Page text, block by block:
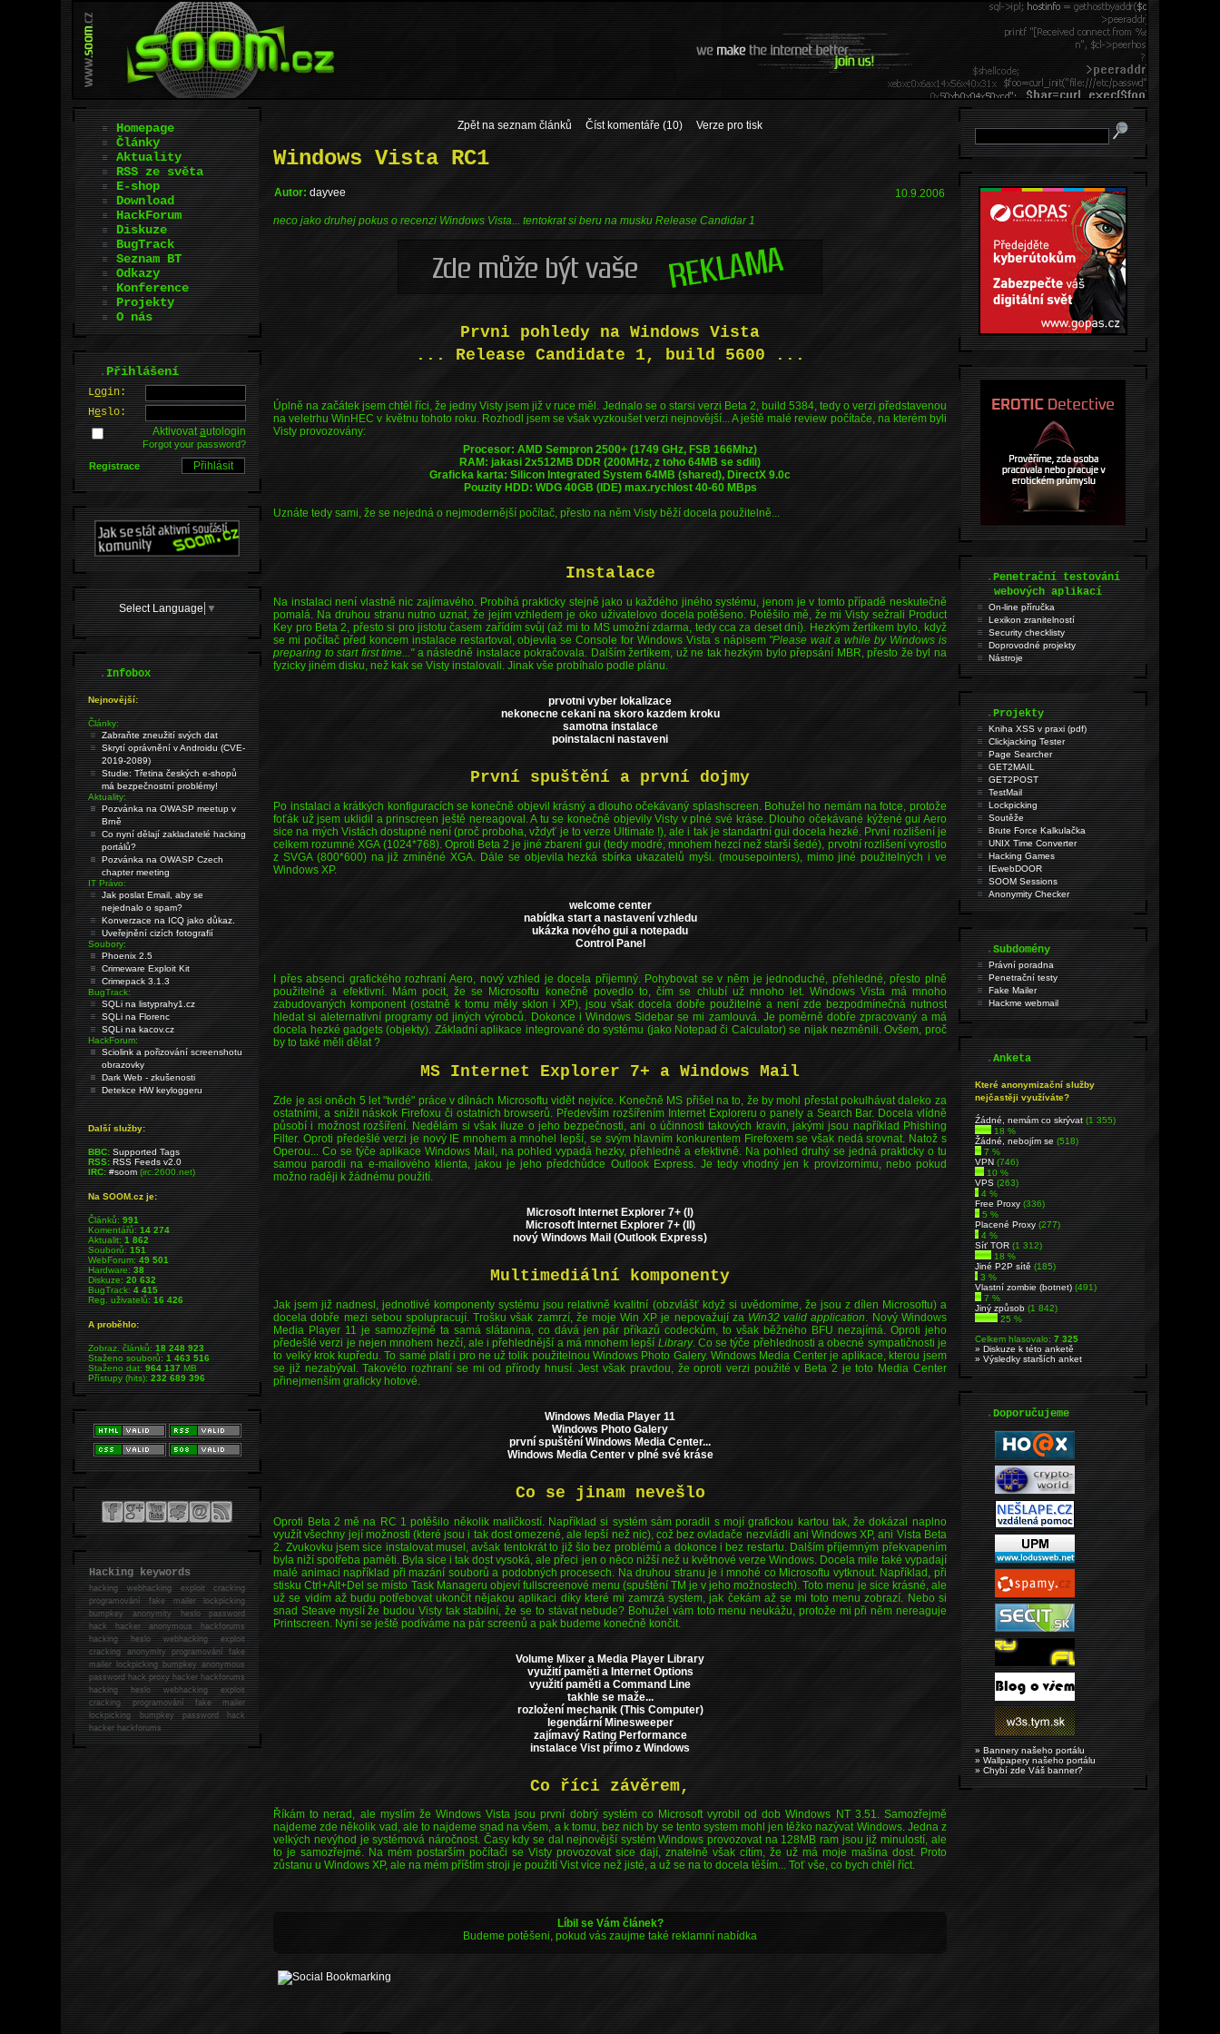
Zpět na seznam článků Číst komentáře (10) Verze pro tisk
Windows Vista RC1
Autor:dayvee 10.9.2006
neco jako druhej pokus o recenzi Windows Vista... tentokrat si beru na musku Release Candidar 1
Prvni pohledy na Windows Vista
... Release Candidate 1, build 5600 ...
Úplně na začátek jsem chtěl říci, že jedny Visty jsem již v ruce měl. Jednalo se o starsi verzi Beta 2, build 5384, tedy o verzi představenou
na veletrhu WinHEC v květnu tohoto roku. Rozhodl jsem se však vyzkoušet verzi nejnovější... A ještě malé review počítače, na kterém byli
Visty provozovány:
Procesor: AMD Sempron 2500+ (1749 GHz, FSB 166Mhz)
RAM: jakasi 2x512MB DDR (200MHz, z toho 64MB se sdili)
Graficka karta: Silicon Integrated System 64MB (shared), DirectX 9.0c
Pouzity HDD: WDG 40GB (IDE) max.rychlost 40-60 MBps
Uznáte tedy sami, že se nejedná o nejmodernější počítač, přesto na něm Visty běží docela použitelně...
Instalace
Na instalaci není vlastně nic zajímavého. Probíhá prakticky stejně jako u každého jiného systému, jenom je v tomto případě neskutečně
pomalá. Na druhou stranu nutno uznat, že jejím vzhledem je oko uživatelovo docela potěšeno. Potěšilo mě, že mi Visty sežrali Product
Key pro Beta 2, přesto si pro jistotu časem zařídím svůj (až mi to MS umožní zdarma, tedy cca za deset dní). Hezkým žertíkem bylo, když
se mi počítač před koncem instalace restartoval, objevila se Console for Windows Vista s nápisem "Please wait a while by Windows is
preparing to start first time..."a následně instalace pokračovala. Dalším žertíkem, už ne tak hezkým bylo přepsání MBR, přesto že byl na
fyzicky jiném disku, než kak se Visty instalovali. Jinak vše probíhalo podle plánu.
prvotni vyber lokalizace
nekonecne cekani na skoro kazdem kroku
samotna instalace
poinstalacni nastaveni
První spuštění a první dojmy
Po instalaci a krátkých konfiguracích se konečně objevil krásný a dlouho očekávaný splashscreen. Bohužel ho nemám na fotce, protože
foťák už jsem uklidil a prinscreen ještě nereagoval. A tu se konečně objevily Visty v plné své kráse. Dlouho očekávané kýžené gui Aero
sice na mých Vistách dostupné není (proč proboha, vždyť je to verze Ultimate !), ale i tak je standartní gui docela hezké. První rozlišení je
celkem rozumné XGA (1024*768). Oproti Beta 2 je jiné zbarení gui (tedy modré, mnohem hezcí než starší šedé), prvotní rozlišení vyrostlo
z SVGA (800*600) na již zmíněné XGA. Dále se objevila hezká sbírka ukazatelů myši. (mousepointers), mimo jiné použitelných i ve
Windows XP.
welcome center
nabídka start a nastavení vzhledu
ukázka nového gui a notepadu
Control Panel
I přes absenci grafického rozhraní Aero, nový vzhled je docela příjemný. Pohybovat se v něm je jednoduché, přehledné, přesto plně
použitelné a efektivní. Mám pocit, že se Microsoftu konečně povedlo to, čím se chlubí už mnoho let. Windows Vista má mnoho
zabudovaných komponent (ostatně k tomu měly sklon i XP), jsou však docela dobře použitelné a není zde bezpodmínečná nutnost
hledat si aleternativní programy od jiných výrobců. Dokonce i Windows Sidebar se mi zamlouvá. Je poměrně dobře zpracovaný a má
docela hezké gadgets (objekty). Základní aplikace integrované do systému (jako Notepad či Calculator) se nijak nezměnili. Ovšem, proč
by to také měli dělat ?
MS Internet Explorer 7+ a Windows Mail
Zde je asi oněch 5 let "tvrdé" práce v dílnách Microsoftu vidět nejvíce. Konečně MS přišel na to, že by mohl přestat pokulhávat daleko za
ostatními, a snížil náskok Firefoxu či ostatních browserů. Především rozšířením Internet Exploreru o panely a Search Bar. Docela vlídně
působí i možnost rozšíření. Nedělám si však iluze o jeho bezpečnosti, ani o účinnosti takových kravin, jakými jsou například Phishing
Filter. Oproti předešlé verzi je nový IE mnohem a mnohel lepší, se svým hlavním konkurentem Firefoxem se však nedá srovnat. Natož s
Operou... Co se týče aplikace Windows Mail, na pohled vypadá hezky, přehledně a efektivně. Na pohled druhý se jedná prakticky o tu
samou parodii na e-mailového klienta, jakou je jeho předchůdce Outlook Express. Je tedy vhodný jen k provizornímu, nebo pokud
možno raději k žádnému použití.
Microsoft Internet Explorer 7+ (I)
Microsoft Internet Explorer 7+ (II)
nový Windows Mail (Outlook Express)
Multimediální komponenty
Jak jsem již nadnesl, jednotlivé komponenty systému jsou relativně kvalitní (obzvlášť když si uvědomíme, že jsou z dílen Microsoftu) a
docela dobře mezi sebou spolupracují. Trošku však zamrzí, že moje Win XP je nepovažují za Win32 valid application
. Nový Windows
Media Player 11 je samozřejmě ta samá slátanina, co dává jen pár příkazů codeckům, to však běžného BFU nezajímá. Oproti jeho
předešlé verzi je nejen mnohem hezčí, ale i přehlednější a má mnohem lepší Library. Co se týče přehlednosti a obecné sympatičnosti je
to velký krok kupředu. To samé platí i pro ne už tolik použitelnou Windows Photo Galery. Windows Media Center je aplikace, kterou jsem
se již nezabýval. Takovéto rozhraní se mi od přírody hnusí. Jest však pravdou, že oproti verzi použité v Beta 2 je toto Media Center
přinejmenším graficky hotové.
Windows Media Player 11
Windows Photo Galery
první spuštění Windows Media Center...
Windows Media Center v plné své kráse
Co se jinam nevešlo
Oproti Beta 2 mě na RC 1 potěšilo několik maličkostí. Například si systém sám poradil s mojí grafickou kartou tak, že dokázal naplno
využít všechny její možnosti (které jsou i tak dost omezené, ale lepší než nic), což bez ovladače nezvládli ani Windows XP, ani Vista Beta
2. Zvukovku jsem sice instalovat musel, avšak tentokrát to již šlo bez problémů a dokonce i bez restartu. Dalším příjemným překvapením
byla niží spotřeba paměti. Byla sice i tak dost vysoká, ale přeci jen o něco nižší než u květnové verze Windows. Docela mile také vypadají
malé animaci například při mazání souborů a podobných procesech. Na druhou stranu je i mnohé co Microsoftu vytknout. Například, při
stisku Ctrl+Alt+Del se místo Task Manageru objeví fullscreenové menu (spuštění TM je v jeho možnostech). Toto menu je sice krásné, ale
už se vidím až budu potřebovat ukončit nějakou aplikaci díky které mi zamrzá system, jak čekám až se mi toto menu zobrazí. Nebo si
snad Steave myslí že budou Visty tak stabilní, že se to stávat nebude? Bohužel vám toto menu neukážu, protože mi při něm nereaguje
Printscreen. Nyní se ještě podíváme na pár screenů a pak budeme konečně končit.
Volume Mixer a Media Player Library
využití paměti a Internet Options
využití paměti a Command Line
takhle se maže...
rozložení mechanik (This Computer)
legendární Minesweeper
zajímavý Rating Performance
instalace Vist přímo z Windows
Co říci závěrem,
Říkám to nerad, ale myslím že Windows Vista jsou první dobrý systém co Microsoft vyrobil od dob Windows NT 3.51. Samozřejmě
najdeme zde několik vad, ale to najdeme snad na všem, a k tomu, bez nich by se tento system mohl jen těžko nazývat Windows. Jedna z
velkých nevýhod je systémová náročnost. Časy kdy se dal nejnovější systém Windows provozovat na 128MB ram jsou již minulostí, ale
to je samozřejmé. Na mém postarším počítači se Visty provozovat sice dají, znatelně však cítím, že už má moje mašina dost. Proto
zůstanu u Windows XP, ale na mém příštím stroji je použití Vist více než jisté, a už se na to docela těším... Toť vše, co bych chtěl říct.
Líbil se Vám článek?
Budeme potěšeni, pokud vás zaujme také reklamní nabídka
Homepage
Články
Aktuality
RSS ze světa
E-shop
Download
HackForum
Diskuze
BugTrack
Seznam BT
Odkazy
Konference
Projekty
O nás
.Přihlášení
Login:
Heslo:
Aktivovatautologin
Forgot your password?
Registrace
Select Language ▼
.Infobox
Nejnovější:
Články:
Zabraňte zneužití svých dat
Skrytí oprávnění v Androidu (CVE-
2019-2089)
Studie: Třetina českých e-shopů
má bezpečnostní problémy!
Aktuality:
Pozvánka na OWASP meetup v
Brně
Co nyní dělají zakladatelé hacking
portálů?
Pozvánka na OWASP Czech
chapter meeting
IT Právo:
Jak poslat Email, aby se
nejednalo o spam?
Konverzace na ICQ jako důkaz.
Uveřejnění cizích fotografií
Soubory:
Phoenix 2.5
Crimeware Exploit Kit
Crimepack 3.1.3
BugTrack:
SQLi na listyprahy1.cz
SQLi na Florenc
SQLi na kacov.cz
HackForum:
Sciolink a pořizování screenshotu
obrazovky
Dark Web - zkušenosti
Detekce HW keyloggeru
Další služby:
BBC: Supported Tags
RSS: RSS Feeds v2.0
IRC: #soom(irc.2600.net)
Na SOOM.cz je:
Článků:991
Komentářů:14 274
Aktualit:1 862
Souborů:151
WebForum:49 501
Hardware:38
Diskuze:20 632
BugTrack:4 415
Reg. uživatelů:16 426
A proběhlo:
Zobraz. článků:18 248 923
Staženo souborů:1 463 516
Staženo dat:964 137MB
Přístupy (hits):232 689 396
Hacking keywords
hackingwebhacking exploit cracking
programování fake mailer lockpicking
bumpkey anonymity heslo password
hackhacker anonymous hackforums
hackingheslo webhacking exploit
cracking anonymity programování fake
mailer lockpicking bumpkey anonymous
password hack proxy hacker hackforums
hacking heslo webhacking exploit
cracking programování fake mailer
lockpicking bumpkey password hack
hackerhackforums
.Penetrační testování
webových aplikací
On-line příručka
Lexikon zranitelností
Security checklisty
Doprovodné projekty
Nástroje
.Projekty
Kniha XSS v praxi (pdf)
Clickjacking Tester
Page Searcher
GET2MAIL
GET2POST
TestMail
Lockpicking
Soutěže
Brute Force Kalkulačka
UNIX Time Converter
Hacking Games
IEwebDOOR
SOOM Sessions
Anonymity Checker
.Subdomény
Právní poradna
Penetrační testy
Fake Mailer
Hackme webmail
.Anketa
Které anonymizační služby
nejčastěji využíváte?
Źádné, nemám co skrývat(1 355)
18 %
Žádné, nebojím se(518)
7 %
VPN(746)
10 %
VPS(263)
4 %
Free Proxy(336)
5 %
Placené Proxy(277)
4 %
Síť TOR(1 312)
18 %
Jiné P2P sítě(185)
3 %
Vlastní zombie (botnet)(491)
7 %
Jiný způsob(1 842)
25 %
Celkem hlasovalo:7 325
» Diskuze k této anketě
» Výsledky starších anket
.Doporučujeme
» Bannery našeho portálu
» Wallpapery našeho portálu
» Chybí zde Váš banner?